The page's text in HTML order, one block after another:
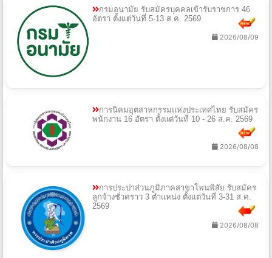
กรมอนามัย รับสมัครบุคคลเข้ารับราชการ 46
อัตรา ตั้งแต่วันที่ 5-13 ส.ค. 2569
2026/08/09
การนิคมอุตสาหกรรมแห่งประเทศไทย รับสมัคร
พนักงาน 16 อัตรา ตั้งแต่วันที่ 10 - 26 ส.ค. 2569
2026/08/08
การประปาส่วนภูมิภาคสาขาโพนพิสัย รับสมัคร
ลูกจ้างชั่วคราว 3 ตำแหน่ง ตั้งแต่วันที่ 3-31 ส.ค.
2569
2026/08/08